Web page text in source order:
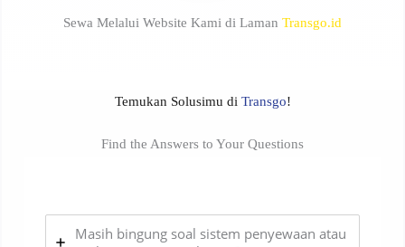
Sewa Melalui Website Kami di Laman Transgo.id
Temukan Solusimu di Transgo!
Find the Answers to Your Questions
Masih bingung soal sistem penyewaan atau